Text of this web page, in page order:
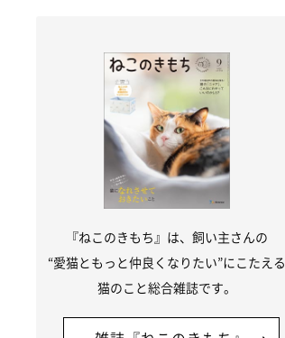
『ねこのきもち』は、飼い主さんの
“愛猫ともっと仲良くなりたい”にこたえる
猫のこと総合雑誌です。